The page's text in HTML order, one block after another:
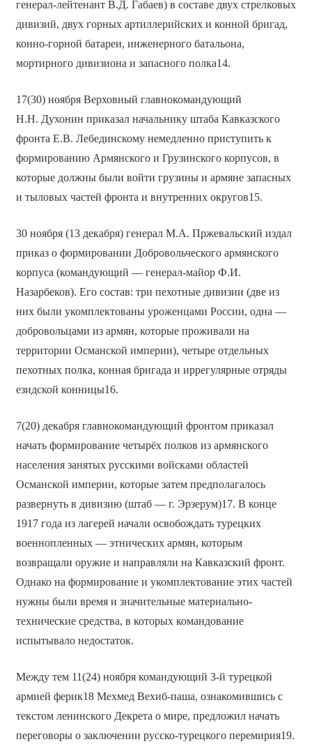
генерал-лейтенант В.Д. Габаев) в составе двух стрелковых
дивизий, двух горных артиллерийских и конной бригад,
конно-горной батареи, инженерного батальона,
мортирного дивизиона и запасного полка14.
17(30) ноября Верховный главнокомандующий
Н.Н. Духонин приказал начальнику штаба Кавказского
фронта Е.В. Лебединскому немедленно приступить к
формированию Армянского и Грузинского корпусов, в
которые должны были войти грузины и армяне запасных
и тыловых частей фронта и внутренних округов15.
30 ноября (13 декабря) генерал М.А. Пржевальский издал
приказ о формировании Добровольческого армянского
корпуса (командующий — генерал-майор Ф.И.
Назарбеков). Его состав: три пехотные дивизии (две из
них были укомплектованы уроженцами России, одна —
добровольцами из армян, которые проживали на
территории Османской империи), четыре отдельных
пехотных полка, конная бригада и иррегулярные отряды
езидской конницы16.
7(20) декабря главнокомандующий фронтом приказал
начать формирование четырёх полков из армянского
населения занятых русскими войсками областей
Османской империи, которые затем предполагалось
развернуть в дивизию (штаб — г. Эрзерум)17. В конце
1917 года из лагерей начали освобождать турецких
военнопленных — этнических армян, которым
возвращали оружие и направляли на Кавказский фронт.
Однако на формирование и укомплектование этих частей
нужны были время и значительные материально-
технические средства, в которых командование
испытывало недостаток.
Между тем 11(24) ноября командующий 3-й турецкой
армией ферик18 Мехмед Вехиб-паша, ознакомившись с
текстом ленинского Декрета о мире, предложил начать
переговоры о заключении русско-турецкого перемирия19.